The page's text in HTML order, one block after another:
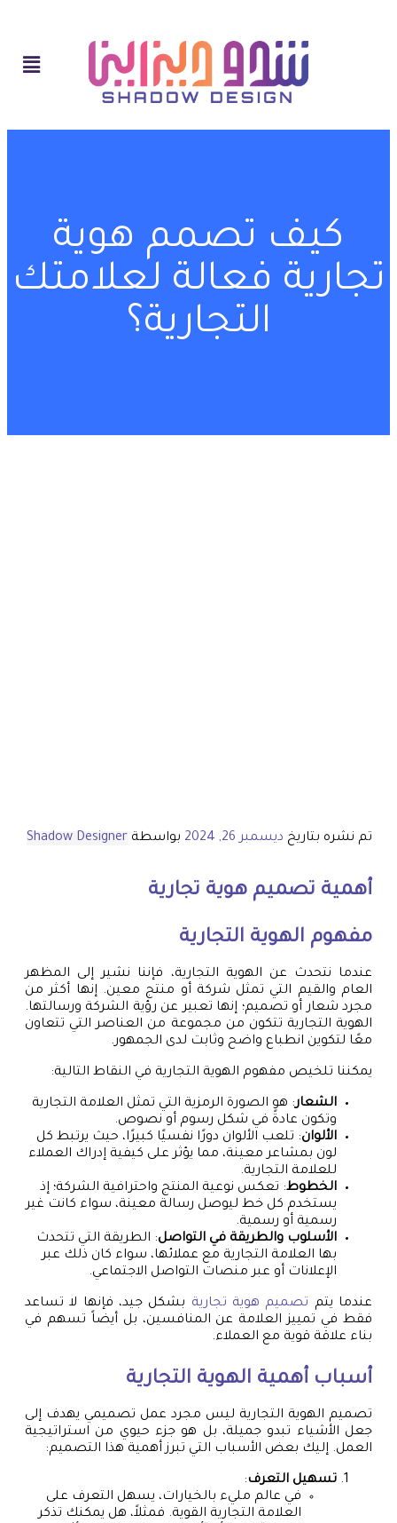
كيف تصمم هوية
تجارية فعالة لعلامتك
التجارية؟
تم نشره بتاريخ ديسمبر 26, 2024 بواسطة Shadow Designer
أهمية تصميم هوية تجارية
مفهوم الهوية التجارية
عندما نتحدث عن الهوية التجارية، فإننا نشير إلى المظهر
العام والقيم التي تمثل شركة أو منتج معين. إنها أكثر من
مجرد شعار أو تصميم؛ إنها تعبير عن رؤية الشركة ورسالتها.
الهوية التجارية تتكون من مجموعة من العناصر التي تتعاون
معًا لتكوين انطباع واضح وثابت لدى الجمهور.
يمكننا تلخيص مفهوم الهوية التجارية في النقاط التالية:
الشعار: هو الصورة الرمزية التي تمثل العلامة التجارية
وتكون عادةً في شكل رسوم أو نصوص.
الألوان: تلعب الألوان دورًا نفسيًا كبيرًا، حيث يرتبط كل
لون بمشاعر معينة، مما يؤثر على كيفية إدراك العملاء
للعلامة التجارية.
الخطوط: تعكس نوعية المنتج واحترافية الشركة؛ إذ
يستخدم كل خط ليوصل رسالة معينة، سواء كانت غير
رسمية أو رسمية.
الأسلوب والطريقة في التواصل: الطريقة التي تتحدث
بها العلامة التجارية مع عملائها، سواء كان ذلك عبر
الإعلانات أو عبر منصات التواصل الاجتماعي.
عندما يتم تصميم هوية تجارية بشكل جيد، فإنها لا تساعد
فقط في تمييز العلامة عن المنافسين، بل أيضاً تسهم في
بناء علاقة قوية مع العملاء.
أسباب أهمية الهوية التجارية
تصميم الهوية التجارية ليس مجرد عمل تصميمي يهدف إلى
جعل الأشياء تبدو جميلة، بل هو جزء حيوي من استراتيجية
العمل. إليك بعض الأسباب التي تبرز أهمية هذا التصميم:
تسهيل التعرف:
في عالم مليء بالخيارات، يسهل التعرف على
العلامة التجارية القوية. فمثلاً، هل يمكنك تذكر